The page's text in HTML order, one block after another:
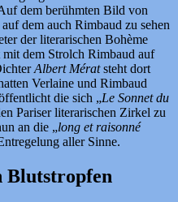
dem berühmten Bild von
auf dem auch Rimbaud zu sehen
der literarischen Bohème
dem Strolch Rimbaud auf
Albert Mératsteht dort
Verlaine und Rimbaud
die sich „Le Sonnet du
Pariser literarischen Zirkel zu
an die „long et raisonné
aller Sinne.
Blutstropfen